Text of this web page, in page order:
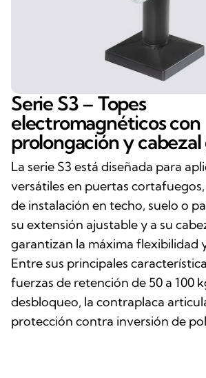
Serie S3 – Topes
electromagnéticos con
prolongación y
La serie S3 está diseñada para
versátiles en puertas
de instalación en techo, suelo o
su extensión ajustable y a su
garantizan la máxima flexibilidad
Entre sus principales
fuerzas de retención de 50 a 100
desbloqueo, la contraplaca
protección contra inversión de